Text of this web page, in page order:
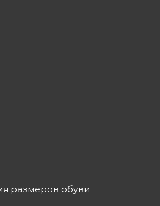
размеров обуви